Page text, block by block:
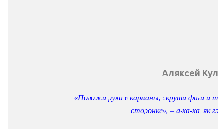
Аляксей
«Положи руки в карманы, скрути фиги и
сторонке», – а-ха-ха, як